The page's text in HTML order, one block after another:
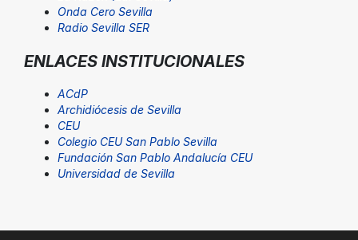
Onda Cero Sevilla
Radio Sevilla SER
ENLACES INSTITUCIONALES
ACdP
Archidiócesis de Sevilla
CEU
Colegio CEU San Pablo Sevilla
Fundación San Pablo Andalucía CEU
Universidad de Sevilla